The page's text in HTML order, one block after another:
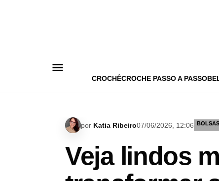
CROCHÊCROCHE PASSO A PASSO
por Katia Ribeiro07/06/2026, 12:06 BOLSAS
Veja lindos